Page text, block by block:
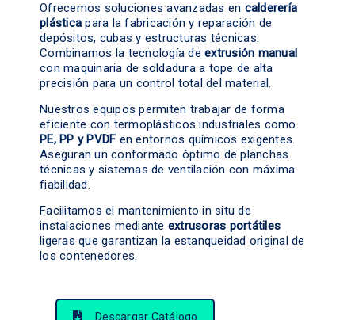
Ofrecemos soluciones avanzadas en calderería
plástica para la fabricación y reparación de
depósitos, cubas y estructuras técnicas.
Combinamos la tecnología de extrusión manual
con maquinaria de soldadura a tope de alta
precisión para un control total del material.
Nuestros equipos permiten trabajar de forma
eficiente con termoplásticos industriales como
PE, PP y PVDF en entornos químicos exigentes.
Aseguran un conformado óptimo de planchas
técnicas y sistemas de ventilación con máxima
fiabilidad.
Facilitamos el mantenimiento in situ de
instalaciones mediante extrusoras portátiles
ligeras que garantizan la estanqueidad original de
los contenedores.
Descargar Catálogo